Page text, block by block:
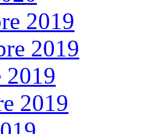
2019
2019
2019
2019